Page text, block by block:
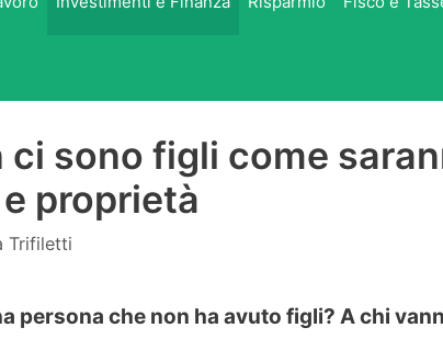
ci sono figli come
proprietà
Trifiletti
persona che non ha avuto figli? A chi